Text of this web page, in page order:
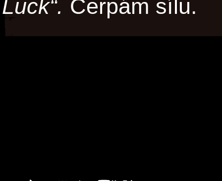
Luck“. Čerpám sílu.